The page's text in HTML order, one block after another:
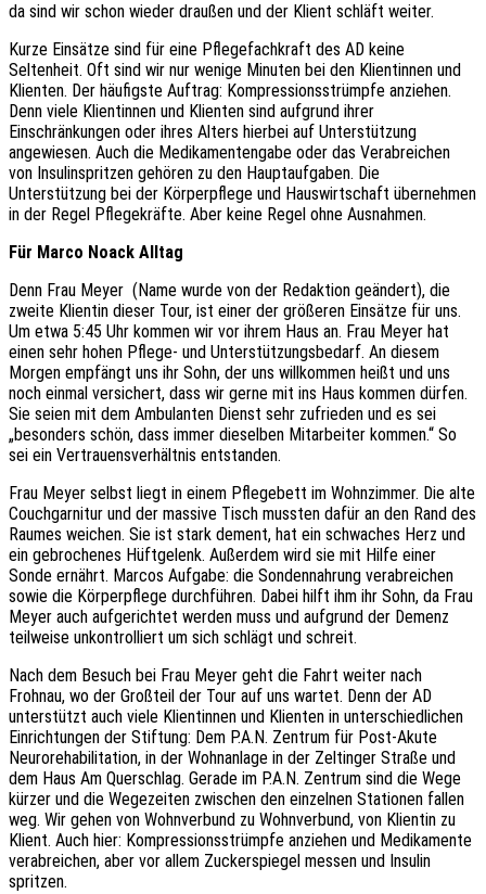
da sind wir schon wieder draußen und der Klient schläft weiter.
Kurze Einsätze sind für eine Pflegefachkraft des AD keine
Seltenheit. Oft sind wir nur wenige Minuten bei den Klientinnen und
Klienten. Der häufigste Auftrag: Kompressionsstrümpfe anziehen.
Denn viele Klientinnen und Klienten sind aufgrund ihrer
Einschränkungen oder ihres Alters hierbei auf Unterstützung
angewiesen. Auch die Medikamentengabe oder das Verabreichen
von Insulinspritzen gehören zu den Hauptaufgaben. Die
Unterstützung bei der Körperpflege und Hauswirtschaft übernehmen
in der Regel Pflegekräfte. Aber keine Regel ohne Ausnahmen.
Für Marco Noack Alltag
Denn Frau Meyer (Name wurde von der Redaktion geändert), die
zweite Klientin dieser Tour, ist einer der größeren Einsätze für uns.
Um etwa 5:45 Uhr kommen wir vor ihrem Haus an. Frau Meyer hat
einen sehr hohen Pflege- und Unterstützungsbedarf. An diesem
Morgen empfängt uns ihr Sohn, der uns willkommen heißt und uns
noch einmal versichert, dass wir gerne mit ins Haus kommen dürfen.
Sie seien mit dem Ambulanten Dienst sehr zufrieden und es sei
„besonders schön, dass immer dieselben Mitarbeiter kommen.“ So
sei ein Vertrauensverhältnis entstanden.
Frau Meyer selbst liegt in einem Pflegebett im Wohnzimmer. Die alte
Couchgarnitur und der massive Tisch mussten dafür an den Rand des
Raumes weichen. Sie ist stark dement, hat ein schwaches Herz und
ein gebrochenes Hüftgelenk. Außerdem wird sie mit Hilfe einer
Sonde ernährt. Marcos Aufgabe: die Sondennahrung verabreichen
sowie die Körperpflege durchführen. Dabei hilft ihm ihr Sohn, da Frau
Meyer auch aufgerichtet werden muss und aufgrund der Demenz
teilweise unkontrolliert um sich schlägt und schreit.
Nach dem Besuch bei Frau Meyer geht die Fahrt weiter nach
Frohnau, wo der Großteil der Tour auf uns wartet. Denn der AD
unterstützt auch viele Klientinnen und Klienten in unterschiedlichen
Einrichtungen der Stiftung: Dem P.A.N. Zentrum für Post-Akute
Neurorehabilitation, in der Wohnanlage in der Zeltinger Straße und
dem Haus Am Querschlag. Gerade im P.A.N. Zentrum sind die Wege
kürzer und die Wegezeiten zwischen den einzelnen Stationen fallen
weg. Wir gehen von Wohnverbund zu Wohnverbund, von Klientin zu
Klient. Auch hier: Kompressionsstrümpfe anziehen und Medikamente
verabreichen, aber vor allem Zuckerspiegel messen und Insulin
spritzen.